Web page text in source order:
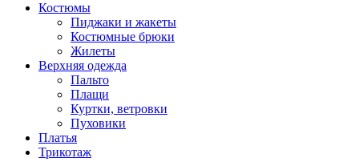
Костюмы
Пиджаки и жакеты
Костюмные брюки
Жилеты
Верхняя одежда
Пальто
Плащи
Куртки, ветровки
Пуховики
Платья
Трикотаж